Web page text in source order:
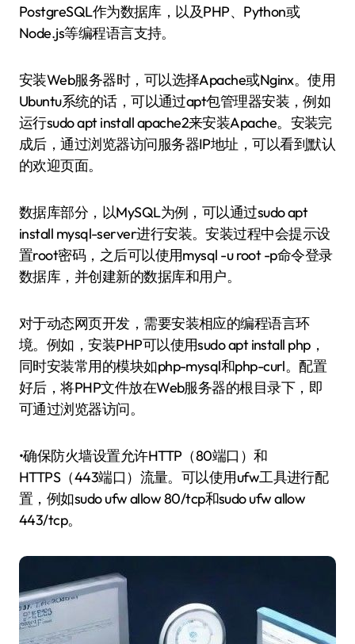
PostgreSQL作为数据库，以及PHP、Python或
Node.js等编程语言支持。
安装Web服务器时，可以选择Apache或Nginx。使用
Ubuntu系统的话，可以通过apt包管理器安装，例如
运行sudo apt install apache2来安装Apache。安装完
成后，通过浏览器访问服务器IP地址，可以看到默认
的欢迎页面。
数据库部分，以MySQL为例，可以通过sudo apt
install mysql-server进行安装。安装过程中会提示设
置root密码，之后可以使用mysql -u root -p命令登录
数据库，并创建新的数据库和用户。
对于动态网页开发，需要安装相应的编程语言环
境。例如，安装PHP可以使用sudo apt install php，
同时安装常用的模块如php-mysql和php-curl。配置
好后，将PHP文件放在Web服务器的根目录下，即
可通过浏览器访问。
•确保防火墙设置允许HTTP（80端口）和
HTTPS（443端口）流量。可以使用ufw工具进行配
置，例如sudo ufw allow 80/tcp和sudo ufw allow
443/tcp。